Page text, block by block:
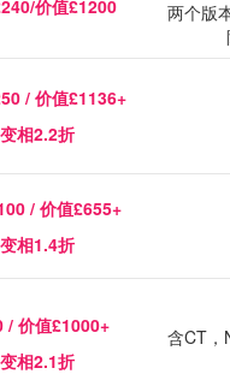
价值£1200
两个版
/ 价值£1136+
变相2.2折
/ 价值£655+
变相1.4折
/ 价值£1000+
变相2.1折
含CT，